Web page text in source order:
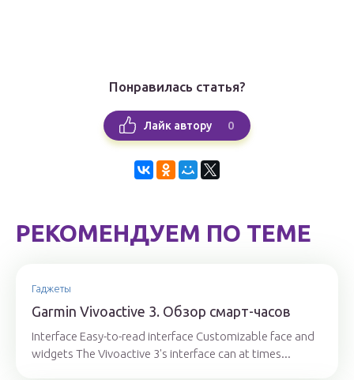
Понравилась статья?
Лайк автору 0
РЕКОМЕНДУЕМ ПО ТЕМЕ
Гаджеты
Garmin Vivoactive 3. Обзор смарт-часов
Interface Easy-to-read interface Customizable face and
widgets The Vivoactive 3's interface can at times...